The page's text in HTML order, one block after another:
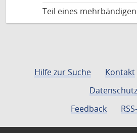
Teil eines
Hilfe zur Suche Kontakt
Datenschutz
Feedback